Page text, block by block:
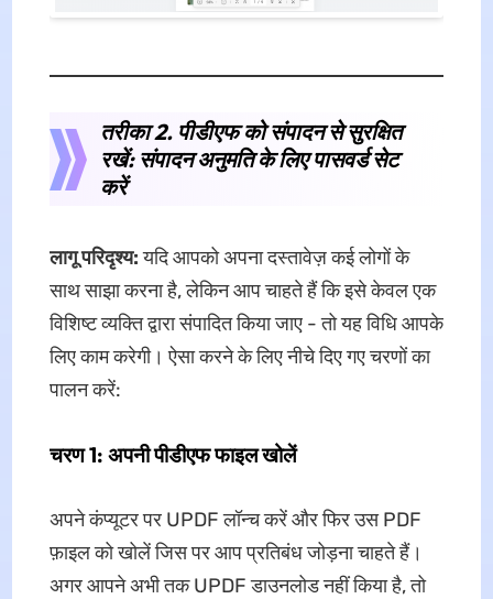
तरीका 2. पीडीएफ को संपादन से सुरक्षित
रखें: संपादन अनुमति के लिए पासवर्ड सेट
करें
लागू परिदृश्य:यदि आपको अपना दस्तावेज़ कई लोगों के
साथ साझा करना है, लेकिन आप चाहते हैं कि इसे केवल एक
विशिष्ट व्यक्ति द्वारा संपादित किया जाए - तो यह विधि आपके
लिए काम करेगी। ऐसा करने के लिए नीचे दिए गए चरणों का
पालन करें:
चरण 1: अपनी पीडीएफ फाइल खोलें
अपने कंप्यूटर पर UPDF लॉन्च करें और फिर उस PDF
फ़ाइल को खोलें जिस पर आप प्रतिबंध जोड़ना चाहते हैं।
अगर आपने अभी तक UPDF डाउनलोड नहीं किया है, तो